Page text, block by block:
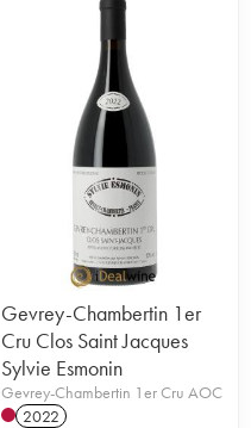
Gevrey-Chambertin 1er
Cru Clos Saint Jacques
Sylvie Esmonin
Gevrey-Chambertin 1er Cru AOC
2022